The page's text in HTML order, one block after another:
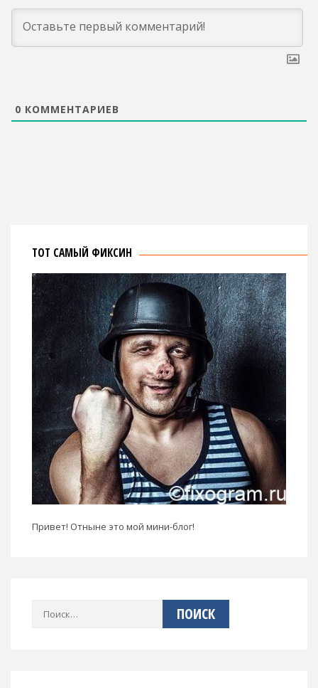
0 КОММЕНТАРИЕВ
ТОТ САМЫЙ ФИКСИН
Привет! Отныне это мой мини-блог!
Найти: